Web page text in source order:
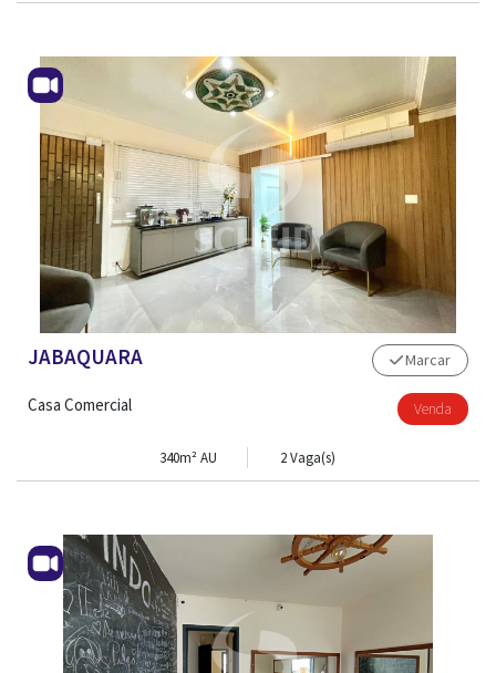
JABAQUARA
Casa Comercial
Marcar
Venda
340m² AU 2 Vaga(s)